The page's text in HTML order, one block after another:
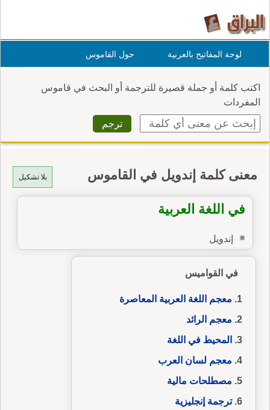
لوحة المفاتيح بالعربية حول القاموس
اكتب كلمة أو جملة قصيرة للترجمة أو البحث في قاموس
المفردات
بلا تشكيل معنى كلمة إندويل في القاموس
في اللغة العربية
إندويل
في القواميس
معجم اللغة العربية المعاصرة
معجم الرائد
المحيط في اللغة
معجم لسان العرب
مصطلحات مالية
ترجمة إنجليزية